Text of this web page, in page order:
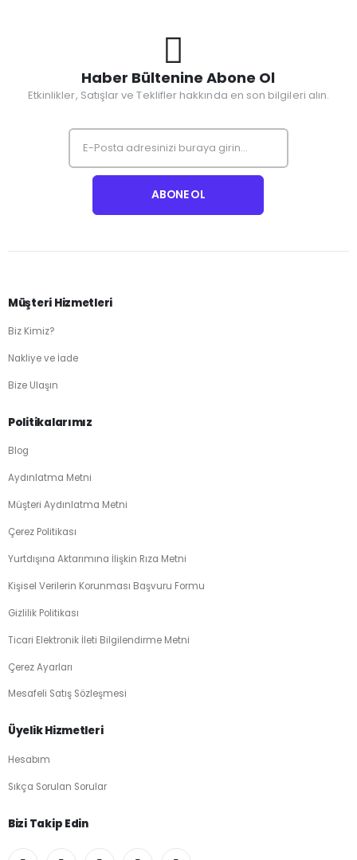
Haber Bültenine Abone Ol
Etkinlikler, Satışlar ve Teklifler hakkında en son bilgileri alın.
Müşteri Hizmetleri
Biz Kimiz?
Nakliye ve İade
Bize Ulaşın
Politikalarımız
Blog
Aydınlatma Metni
Müşteri Aydınlatma Metni
Çerez Politikası
Yurtdışına Aktarımına İlişkin Rıza Metni
Kişisel Verilerin Korunması Başvuru Formu
Gizlilik Politikası
Ticari Elektronik İleti Bilgilendirme Metni
Çerez Ayarları
Mesafeli Satış Sözleşmesi
Üyelik Hizmetleri
Hesabım
Sıkça Sorulan Sorular
Bizi Takip Edin